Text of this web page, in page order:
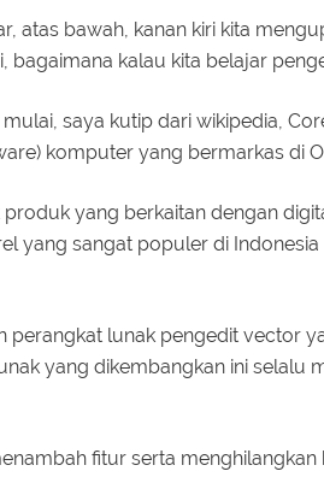
atas bawah, kanan kiri kita
bagaimana kalau kita belajar
saya kutip dari wikipedia,
komputer yang bermarkas di
yang berkaitan dengan
yang sangat populer di
perangkat lunak pengedit vector
yang dikembangkan ini selalu
fitur serta